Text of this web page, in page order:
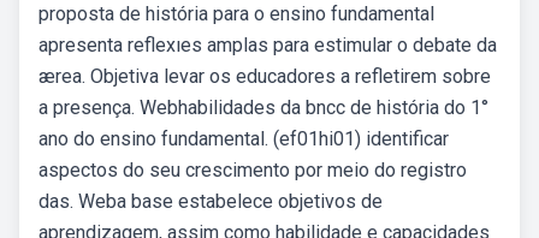
proposta de história para o ensino fundamental
apresenta reflexıes amplas para estimular o debate da
ærea. Objetiva levar os educadores a refletirem sobre
a presença. Webhabilidades da bncc de história do 1°
ano do ensino fundamental. (ef01hi01) identificar
aspectos do seu crescimento por meio do registro
das. Weba base estabelece objetivos de
aprendizagem, assim como habilidade e capacidades